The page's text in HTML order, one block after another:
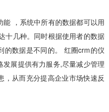
，系统中所有的数据都可以用
十几种。同时根据使用者的数据
的数据是不同的。 红圈crm的仪
展提供有力服务,尽量减少管理
，从而充分提高企业市场快速反